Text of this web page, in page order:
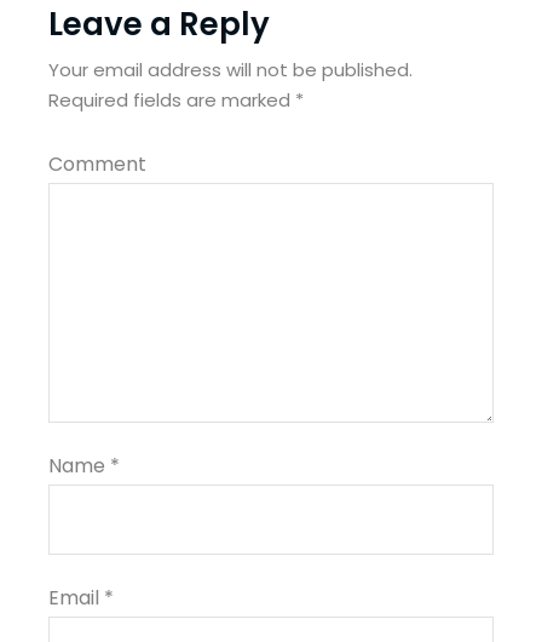
Leave a Reply
Your email address will not be published.
Required fields are marked *
Comment
Name *
Email *